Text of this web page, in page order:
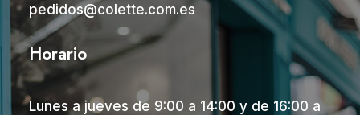
pedidos@colette.com.es
Horario
Lunes a jueves de 9:00 a 14:00 y de 16:00 a